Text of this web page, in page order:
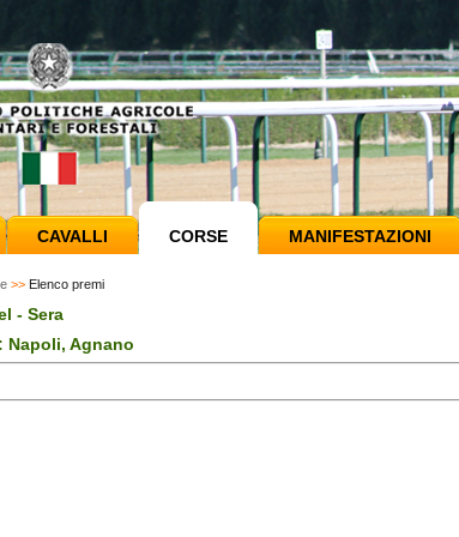
CAVALLI CORSE MANIFESTAZIONI
>> Elenco premi
- Sera
Napoli, Agnano